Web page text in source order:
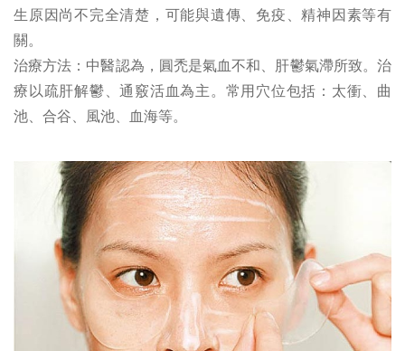
生原因尚不完全清楚，可能與遺傳、免疫、精神因素等有
關。
治療方法：中醫認為，圓禿是氣血不和、肝鬱氣滯所致。治
療以疏肝解鬱、通竅活血為主。常用穴位包括：太衝、曲
池、合谷、風池、血海等。